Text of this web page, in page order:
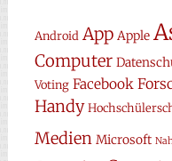
Android App Apple
Computer
Voting Facebook
Handy
Medien Microsoft